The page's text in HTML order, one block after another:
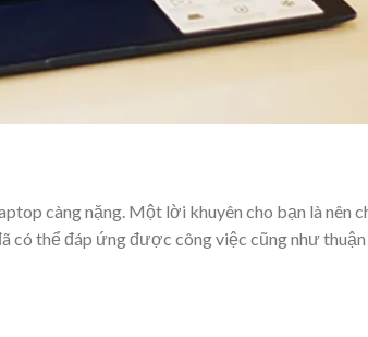
càng nặng. Một lời khuyên cho bạn là nên
có thể đáp ứng được công việc cũng như